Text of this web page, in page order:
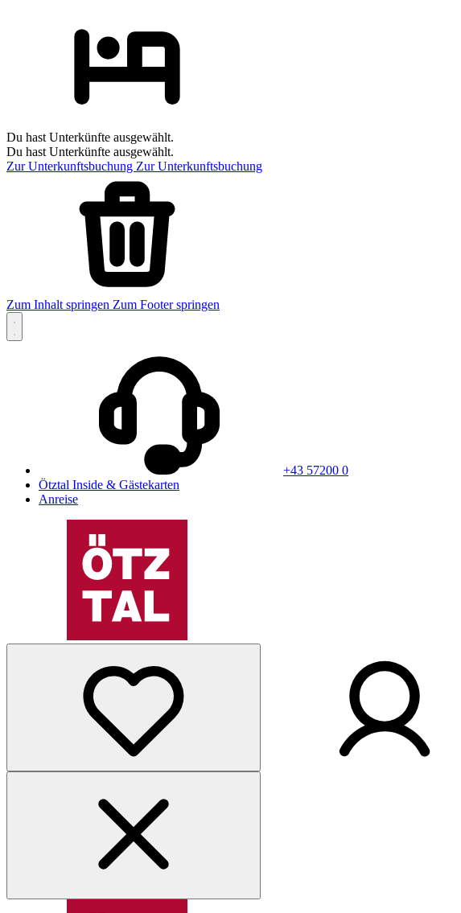
Du hast Unterkünfte ausgewählt.
Du hast Unterkünfte ausgewählt.
Zur Unterkunftsbuchung Zur Unterkunftsbuchung
Zum Inhalt springen Zum Footer springen
+43 57200 0
Ötztal Inside & Gästekarten
Anreise